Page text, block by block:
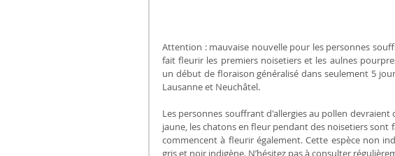
Attention : mauvaise nouvelle pour les personnes
fait fleurir les premiers noisetiers et les aulnes
un début de floraison généralisé dans seulement 5
Lausanne et Neuchâtel.
Les personnes souffrant d'allergies au pollen
jaune, les chatons en fleur pendant des noisetiers sont
commencent à fleurir également. Cette espèce non
gris et noir indigène. N’hésitez pas à consulter